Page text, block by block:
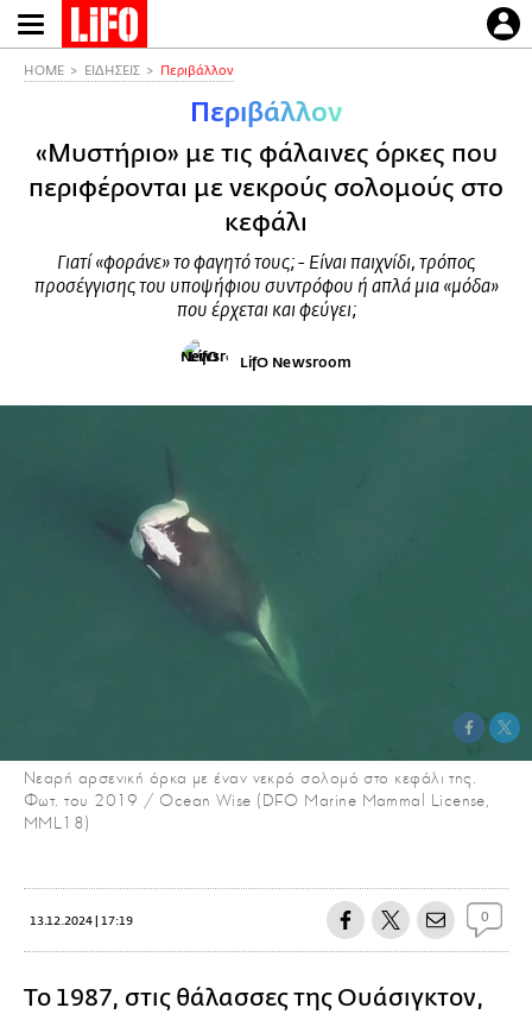
Παράκαμψη
προς
HOME ΕΙΔΗΣΕΙΣ Περιβάλλον
Περιβάλλον
«Μυστήριο» με τις φάλαινες όρκες που
περιφέρονται με νεκρούς σολομούς στο
κεφάλι
Γιατί «φοράνε» το φαγητό τους; - Είναι παιχνίδι, τρόπος
προσέγγισης του υποψήφιου συντρόφου ή απλά μια «μόδα»
που έρχεται και φεύγει;
LifO Newsroom
Νεαρή αρσενική όρκα με έναν νεκρό σολομό στο κεφάλι της.
Φωτ. του 2019 / Ocean Wise (DFO Marine Mammal License,
MML18)
13.12.2024 | 17:19 0
Το 1987, στις θάλασσες της Ουάσιγκτον,